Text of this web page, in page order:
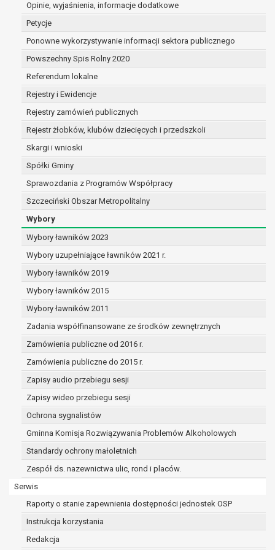
Opinie, wyjaśnienia, informacje dodatkowe
Petycje
Ponowne wykorzystywanie informacji sektora publicznego
Powszechny Spis Rolny 2020
Referendum lokalne
Rejestry i Ewidencje
Rejestry zamówień publicznych
Rejestr żłobków, klubów dziecięcych i przedszkoli
Skargi i wnioski
Spółki Gminy
Sprawozdania z Programów Współpracy
Szczeciński Obszar Metropolitalny
Wybory
Wybory ławników 2023
Wybory uzupełniające ławników 2021 r.
Wybory ławników 2019
Wybory ławników 2015
Wybory ławników 2011
Zadania współfinansowane ze środków zewnętrznych
Zamówienia publiczne od 2016 r.
Zamówienia publiczne do 2015 r.
Zapisy audio przebiegu sesji
Zapisy wideo przebiegu sesji
Ochrona sygnalistów
Gminna Komisja Rozwiązywania Problemów Alkoholowych
Standardy ochrony małoletnich
Zespół ds. nazewnictwa ulic, rond i placów.
Serwis
Raporty o stanie zapewnienia dostępności jednostek OSP
Instrukcja korzystania
Redakcja
dane są nieprawidłowe lub
prawo do żądania usunięcia danych
osobowych (tzw. prawo do bycia
zapomnianym) na podstawie art. 17 RODO,
w przypadku gdy:
dane nie są już niezbędne do celów,
sposób przetwarzane,
osoba, której dane dotyczą, wniosła
sprzeciw wobec przetwarzania
danych osobowych,
zgodę na przetwarzanie danych
osobowych, która jest podstawą
przetwarzania danych i nie ma innej
danych,
dane osobowe przetwarzane są
niezgodnie z prawem,
dane osobowe muszą być usunięte w
celu wywiązania się z obowiązku
prawo do żądania ograniczenia
przetwarzania danych osobowych na
podstawie art. 18 RODO, w przypadku gdy:
osoba, której dane dotyczą
kwestionuje prawidłowość danych
osobowych – na okres pozwalający
administratorowi sprawdzić
przetwarzanie danych jest niezgodne
z prawem, a osoba, której dane
dotyczą, sprzeciwia się usunięciu
danych, żądając w zamian ich
ograniczenia,
danych dla swoich celów, ale osoba,
której dane dotyczą, potrzebuje ich do
ustalenia, obrony lub dochodzenia
roszczeń,